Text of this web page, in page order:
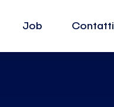
Job Contatti